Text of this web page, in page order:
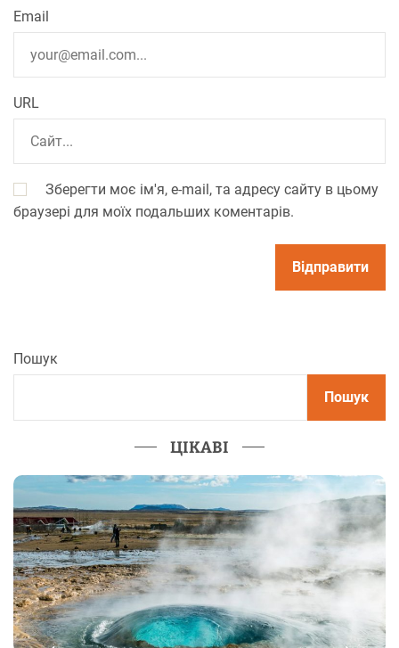
Email
URL
Зберегти моє ім'я, e-mail, та адресу сайту в цьому
браузері для моїх подальших коментарів.
Пошук
Пошук
ЦІКАВІ